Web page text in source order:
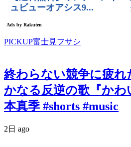
PICKUP富士見フサシ
終わらない競争に疲れ
かなる反逆の歌『かわ
本真季 #shorts #music
2日 ago